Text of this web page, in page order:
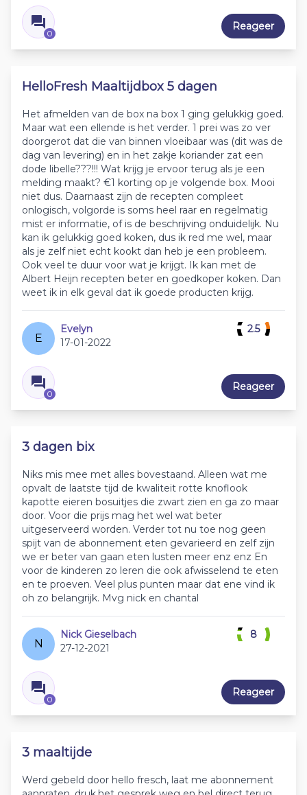
0
Reageer
HelloFresh Maaltijdbox 5 dagen
Het afmelden van de box na box 1 ging gelukkig goed.
Maar wat een ellende is het verder. 1 prei was zo ver
doorgerot dat die van binnen vloeibaar was (dit was de
dag van levering) en in het zakje koriander zat een
dode libelle???!!! Wat krijg je ervoor terug als je een
melding maakt? €1 korting op je volgende box. Mooi
niet dus. Daarnaast zijn de recepten compleet
onlogisch, volgorde is soms heel raar en regelmatig
mist er informatie, of is de beschrijving onduidelijk. Nu
kan ik gelukkig goed koken, dus ik red me wel, maar
als je zelf niet echt kookt dan heb je een probleem.
Ook veel te duur voor wat je krijgt. Ik kan met de
Albert Heijn recepten beter en goedkoper koken. Dan
weet ik in elk geval dat ik goede producten krijg.
E
Evelyn
17-01-2022
0
2.5
Reageer
3 dagen bix
Niks mis mee met alles bovestaand. Alleen wat me
opvalt de laatste tijd de kwaliteit rotte knoflook
kapotte eieren bosuitjes die zwart zien en ga zo maar
door. Voor die prijs mag het wel wat beter
uitgeserveerd worden. Verder tot nu toe nog geen
spijt van de abonnement eten gevarieerd en zelf zijn
we er beter van gaan eten lusten meer enz enz En
voor de kinderen zo leren die ook afwisselend te eten
en te proeven. Veel plus punten maar dat ene vind ik
oh zo belangrijk. Mvg nick en chantal
N
Nick Gieselbach
27-12-2021
0
8
Reageer
3 maaltijde
Werd gebeld door hello fresch, laat me abonnement